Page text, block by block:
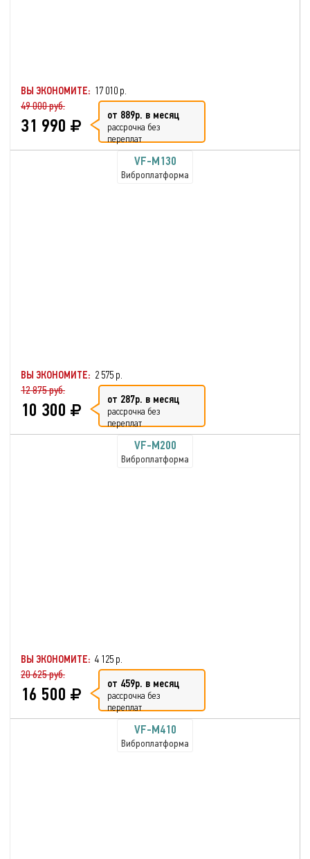
ВЫ ЭКОНОМИТЕ: 17 010 р.
49 000 руб.
31 990 от 889р. в месяц
рассрочка без
переплат
VF-M130
Виброплатформа
ВЫ ЭКОНОМИТЕ: 2 575 р.
12 875 руб.
10 300 от 287р. в месяц
рассрочка без
переплат
VF-M200
Виброплатформа
ВЫ ЭКОНОМИТЕ: 4 125 р.
20 625 руб.
16 500 от 459р. в месяц
рассрочка без
переплат
VF-M410
Виброплатформа